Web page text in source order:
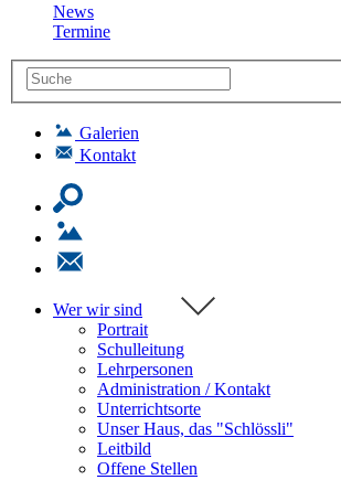
News
Termine
Galerien
Kontakt
Wer wir sind
Portrait
Schulleitung
Lehrpersonen
Administration / Kontakt
Unterrichtsorte
Unser Haus, das "Schlössli"
Leitbild
Offene Stellen